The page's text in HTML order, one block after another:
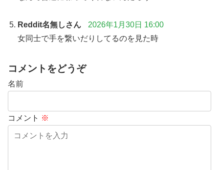
Reddit名無しさん
2026年1月30日 16:00
女同士で手を繋いだりしてるのを見た時
コメントをどうぞ
名前
コメント ※